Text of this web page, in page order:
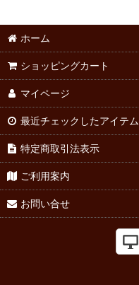
ホーム
ショッピングカート
マイページ
最近チェックしたアイテム
特定商取引法表示
ご利用案内
お問い合せ